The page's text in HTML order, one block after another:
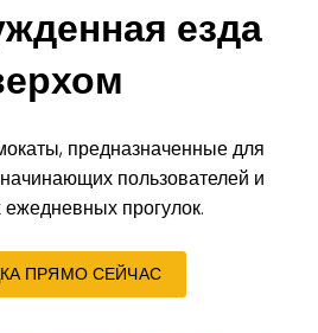
езда
предназначенные для
начинающих пользователей и
прогулок.
ПРЯМО СЕЙЧАС